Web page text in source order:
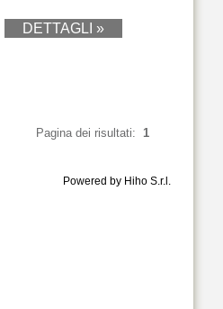
DETTAGLI »
Pagina dei risultati: 1
Powered by Hiho S.r.l.